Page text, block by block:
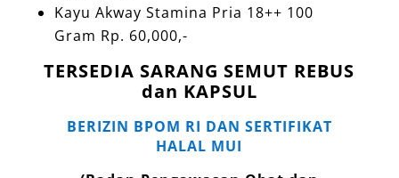
Kayu Akway Stamina Pria 18++ 100
Gram Rp. 60,000,-
TERSEDIA SARANG SEMUT REBUS
dan KAPSUL
BERIZIN BPOM RI DAN SERTIFIKAT
HALAL MUI